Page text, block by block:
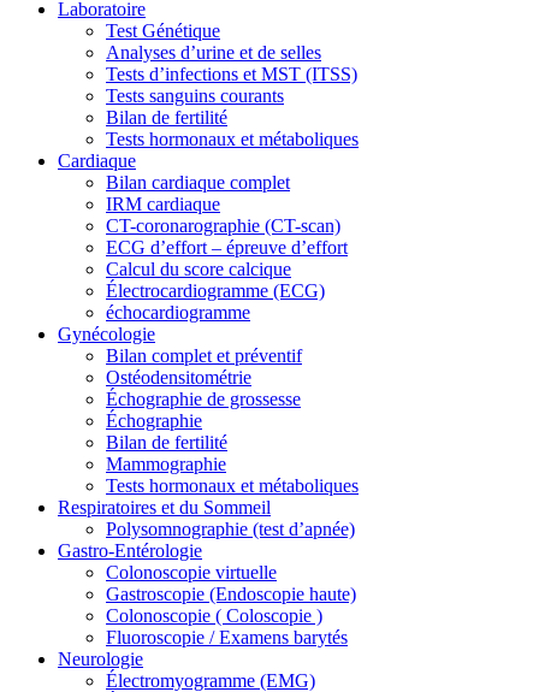
Laboratoire
Test Génétique
Analyses d’urine et de selles
Tests d’infections et MST (ITSS)
Tests sanguins courants
Bilan de fertilité
Tests hormonaux et métaboliques
Cardiaque
Bilan cardiaque complet
IRM cardiaque
CT-coronarographie (CT-scan)
ECG d’effort – épreuve d’effort
Calcul du score calcique
Électrocardiogramme (ECG)
échocardiogramme
Gynécologie
Bilan complet et préventif
Ostéodensitométrie
Échographie de grossesse
Échographie
Bilan de fertilité
Mammographie
Tests hormonaux et métaboliques
Respiratoires et du Sommeil
Polysomnographie (test d’apnée)
Gastro-Entérologie
Colonoscopie virtuelle
Gastroscopie (Endoscopie haute)
Colonoscopie ( Coloscopie )
Fluoroscopie / Examens barytés
Neurologie
Électromyogramme (EMG)